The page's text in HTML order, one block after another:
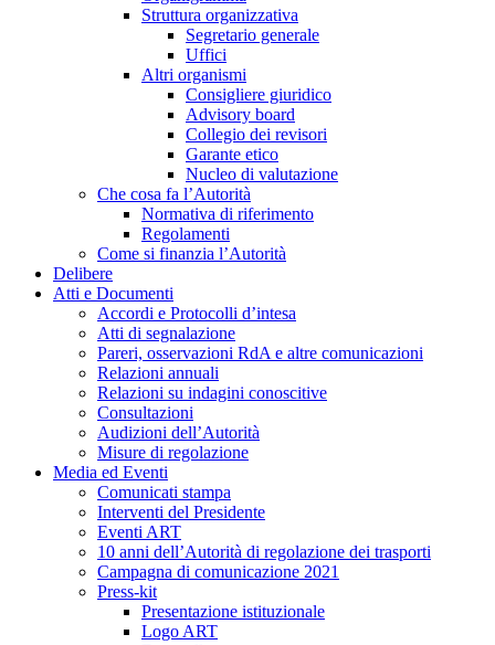
Struttura organizzativa
Segretario generale
Uffici
Altri organismi
Consigliere giuridico
Advisory board
Collegio dei revisori
Garante etico
Nucleo di valutazione
Che cosa fa l’Autorità
Normativa di riferimento
Regolamenti
Come si finanzia l’Autorità
Delibere
Atti e Documenti
Accordi e Protocolli d’intesa
Atti di segnalazione
Pareri, osservazioni RdA e altre comunicazioni
Relazioni annuali
Relazioni su indagini conoscitive
Consultazioni
Audizioni dell’Autorità
Misure di regolazione
Media ed Eventi
Comunicati stampa
Interventi del Presidente
Eventi ART
10 anni dell’Autorità di regolazione dei trasporti
Campagna di comunicazione 2021
Press-kit
Presentazione istituzionale
Logo ART